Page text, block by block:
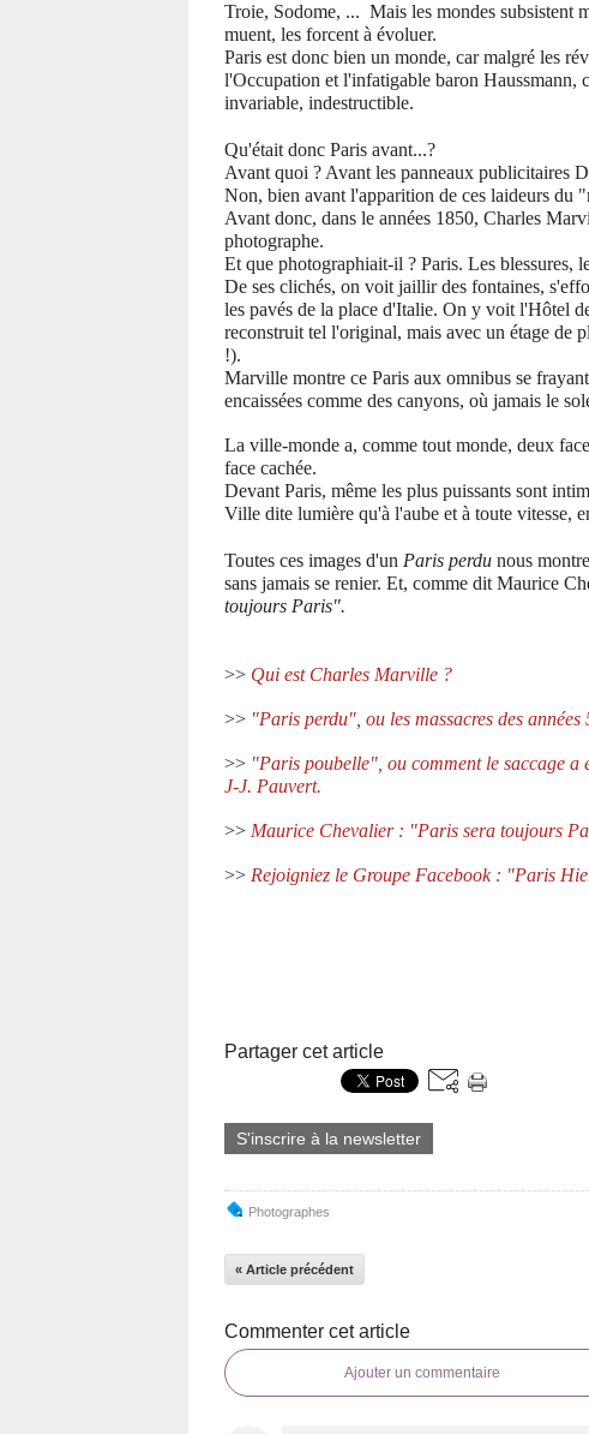
Troie, Sodome, ... Mais les mondes subsistent
muent, les forcent à évoluer.
Paris est donc bien un monde, car malgré les
l'Occupation et l'infatigable baron Haussmann,
invariable, indestructible.
Qu'était donc Paris avant...?
Avant quoi ? Avant les panneaux publicitaires
Non, bien avant l'apparition de ces laideurs du
Avant donc, dans le années 1850, Charles
photographe.
Et que photographiait-il ? Paris. Les blessures,
De ses clichés, on voit jaillir des fontaines,
les pavés de la place d'Italie. On y voit l'Hôtel
reconstruit tel l'original, mais avec un étage de
!).
Marville montre ce Paris aux omnibus se
encaissées comme des canyons, où jamais le
La ville-monde a, comme tout monde, deux
face cachée.
Devant Paris, même les plus puissants sont
Ville dite lumière qu'à l'aube et à toute vitesse,
Toutes ces images d'un Paris perdu nous
sans jamais se renier. Et, comme dit Maurice
toujours Paris".
>> Qui est Charles Marville ?
>> "Paris perdu", ou les massacres des années
>> "Paris poubelle", ou comment le saccage a
J-J. Pauvert.
>> Maurice Chevalier : "Paris sera toujours
>> Rejoigniez le Groupe Facebook : "Paris
Partager cet article
S'inscrire à la newsletter
Photographes
« Article précédent
Commenter cet article
Ajouter un commentaire